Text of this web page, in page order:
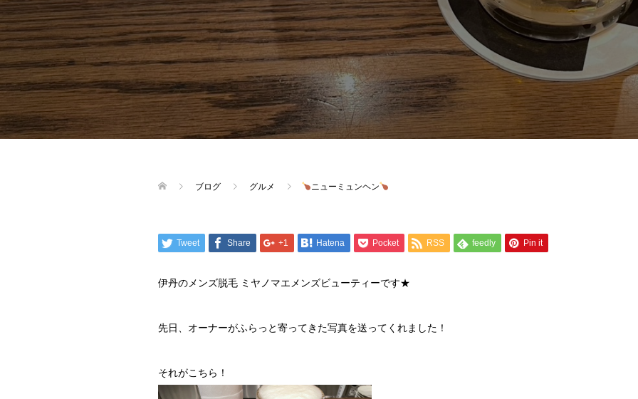
ブログ グルメ ニューミュンヘン
Tweet Share +1 Hatena Pocket RSS feedly Pin it
伊丹のメンズ脱毛 ミヤノマエメンズビューティーです★
先日、オーナーがふらっと寄ってきた写真を送ってくれました！
それがこちら！